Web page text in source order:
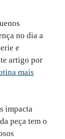
no dia a
e
artigo por
mais
impacta
peça tem o